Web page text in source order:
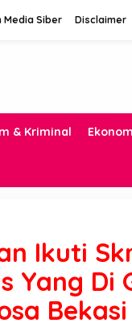
Media Siber Disclaimer
& Kriminal
Ikuti
Yang Di
Bekasi